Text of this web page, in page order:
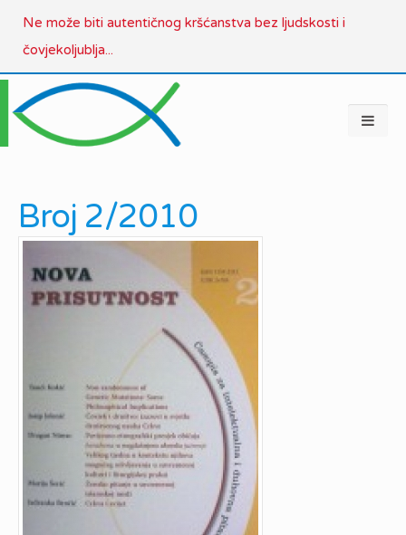
Ne može biti autentičnog kršćanstva bez ljudskosti i
čovjekoljublja...
Broj 2/2010